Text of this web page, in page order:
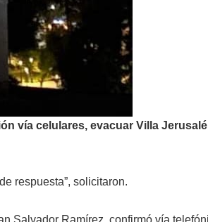
vía celulares, evacuar Villa
respuesta”, solicitaron.
Salvador Ramírez, confirmó vía